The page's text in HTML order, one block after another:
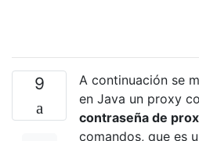
9
A continuación se
en Java un proxy
contraseña de
comandos, que es